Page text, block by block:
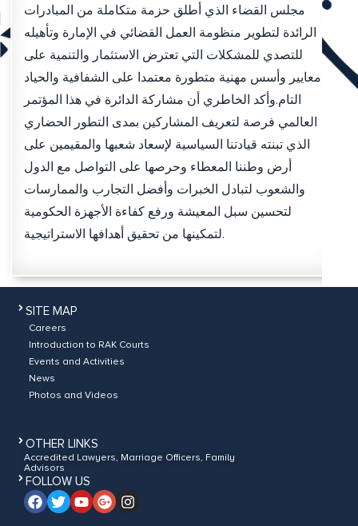
مجلس القضاء الذي أطلق حزمة متكاملة من المبادرات
الرائدة لتطوير منظومة العمل القضائي في الإمارة وتأهيله
للتصدي للمشكلات التي تعترض الاستثمار والتنمية على
معايير وأسس مهنية متطورة معتمدا على الشفافية والحياد
التام.وأكد الخاطري أن مشاركة الدائرة في هذا المؤتمر
العالمي فرصة لتعريف المشاركين بمدى التطور الحضاري
الذي تبنته قيادتنا السياسية لإسعاد شعبها والمقيمين على
أرض وطننا المعطاء وحرصها على التواصل مع الدول
والشعوب لتبادل الخبرات وأفضل التجارب والممارسات
لتحسين سبل المعيشة ورفع كفاءة الأجهزة الحكومية
لتمكينها من تحقيق أهدافها الاستراتيجية.
SITE MAP
Careers
Introduction to RAK Courts
Events and Activities
News
Photos and Videos
OTHER LINKS
Accredited Lawyers, Marriage Officers, Family
Advisors
FOLLOW US